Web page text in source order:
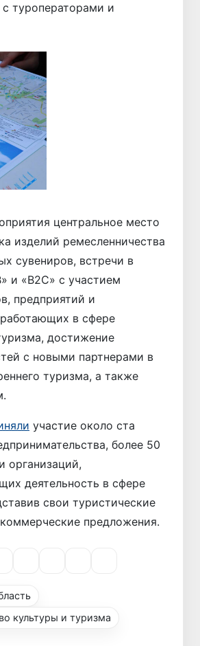
с туроператорами и
центральное место
изделий ремесленничества
сувениров, встречи в
и «B2C» с участием
предприятий и
в сфере
достижение
с новыми партнерами в
туризма, а также
участие около ста
более 50
организаций,
деятельность в сфере
свои туристические
предложения.
культуры и туризма